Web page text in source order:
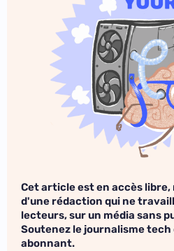
Cet article est en accès libre,
d'une rédaction qui ne
lecteurs, sur un média sans
Soutenez le journalisme tech
abonnant.